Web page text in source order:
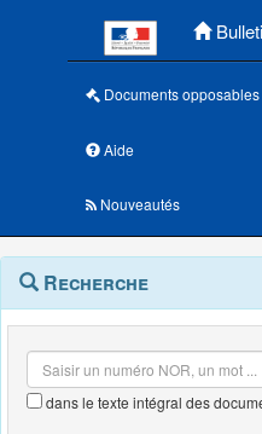
Documents opposables
Aide
Nouveautés
Navigation
outils
Menu
contextuel
Recherche
dans le texte intégral des